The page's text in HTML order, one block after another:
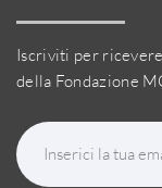
Iscriviti per
della Fondazione
Inserici la tua